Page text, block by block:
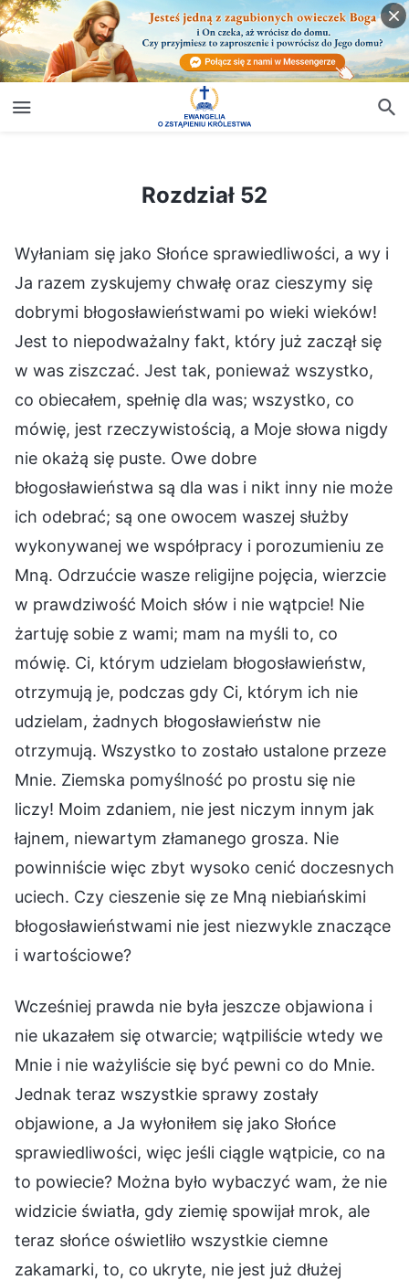
Rozdział 52
Wyłaniam się jako Słońce sprawiedliwości, a wy i
Ja razem zyskujemy chwałę oraz cieszymy się
dobrymi błogosławieństwami po wieki wieków!
Jest to niepodważalny fakt, który już zaczął się
w was ziszczać. Jest tak, ponieważ wszystko,
co obiecałem, spełnię dla was; wszystko, co
mówię, jest rzeczywistością, a Moje słowa nigdy
nie okażą się puste. Owe dobre
błogosławieństwa są dla was i nikt inny nie może
ich odebrać; są one owocem waszej służby
wykonywanej we współpracy i porozumieniu ze
Mną. Odrzućcie wasze religijne pojęcia, wierzcie
w prawdziwość Moich słów i nie wątpcie! Nie
żartuję sobie z wami; mam na myśli to, co
mówię. Ci, którym udzielam błogosławieństw,
otrzymują je, podczas gdy Ci, którym ich nie
udzielam, żadnych błogosławieństw nie
otrzymują. Wszystko to zostało ustalone przeze
Mnie. Ziemska pomyślność po prostu się nie
liczy! Moim zdaniem, nie jest niczym innym jak
łajnem, niewartym złamanego grosza. Nie
powinniście więc zbyt wysoko cenić doczesnych
uciech. Czy cieszenie się ze Mną niebiańskimi
błogosławieństwami nie jest niezwykle znaczące
i wartościowe?
Wcześniej prawda nie była jeszcze objawiona i
nie ukazałem się otwarcie; wątpiliście wtedy we
Mnie i nie ważyliście się być pewni co do Mnie.
Jednak teraz wszystkie sprawy zostały
objawione, a Ja wyłoniłem się jako Słońce
sprawiedliwości, więc jeśli ciągle wątpicie, co na
to powiecie? Można było wybaczyć wam, że nie
widzicie światła, gdy ziemię spowijał mrok, ale
teraz słońce oświetliło wszystkie ciemne
zakamarki, to, co ukryte, nie jest już dłużej